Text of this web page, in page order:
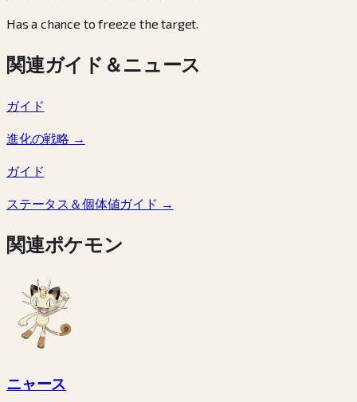
Has a chance to freeze the target.
関連ガイド＆ニュース
ガイド
進化の戦略 →
ガイド
ステータス＆個体値ガイド →
関連ポケモン
ニャース